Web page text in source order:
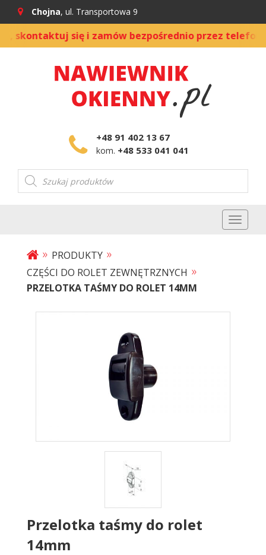
Chojna, ul. Transportowa 9
się i zamów bezpośrednio przez telefon |
+48 91 402 13 67
kom. +48 533 041 041
Wyszukiwarka
produktów
Toggle
» PRODUKTY »
CZĘŚCI DO ROLET ZEWNĘTRZNYCH »
PRZELOTKA TAŚMY DO ROLET 14MM
Przelotka taśmy do rolet
14mm